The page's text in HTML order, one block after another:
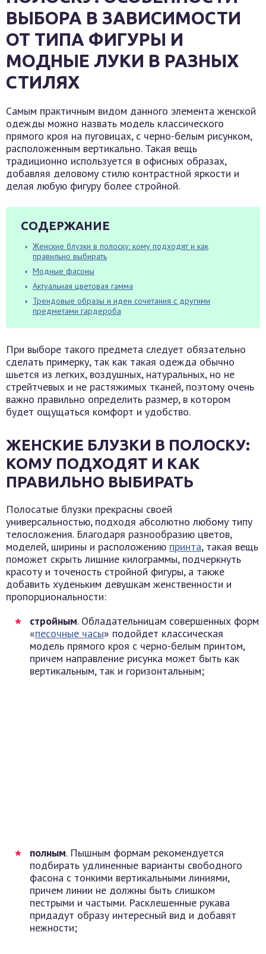
ВЫБОРА В ЗАВИСИМОСТИ
ОТ ТИПА ФИГУРЫ И
МОДНЫЕ ЛУКИ В РАЗНЫХ
СТИЛЯХ
Самым практичным видом данного элемента женской
одежды можно назвать модель классического
прямого кроя на пуговицах, с черно-белым рисунком,
расположенным вертикально. Такая вещь
традиционно используется в офисных образах,
добавляя деловому стилю контрастной яркости и
делая любую фигуру более стройной.
СОДЕРЖАНИЕ
Женские блузки в полоску: кому подходят и как
правильно выбирать
Модные фасоны
Актуальная цветовая гамма
Трендовые образы и идеи сочетания с другими
предметами гардероба
При выборе такого предмета следует обязательно
сделать примерку, так как такая одежда обычно
шьется из легких, воздушных, натуральных, но не
стрейтчевых и не растяжимых тканей, поэтому очень
важно правильно определить размер, в котором
будет ощущаться комфорт и удобство.
ЖЕНСКИЕ БЛУЗКИ В ПОЛОСКУ:
КОМУ ПОДХОДЯТ И КАК
ПРАВИЛЬНО ВЫБИРАТЬ
Полосатые блузки прекрасны своей
универсальностью, подходя абсолютно любому типу
телосложения. Благодаря разнообразию цветов,
моделей, ширины и расположению принта, такая вещь
поможет скрыть лишние килограммы, подчеркнуть
красоту и точеность стройной фигуры, а также
добавить худеньким девушкам женственности и
пропорциональности:
стройным. Обладательницам совершенных форм
«песочные часы» подойдет классическая
модель прямого кроя с черно-белым принтом,
причем направление рисунка может быть как
вертикальным, так и горизонтальным;
полным. Пышным формам рекомендуется
подбирать удлиненные варианты свободного
фасона с тонкими вертикальными линиями,
причем линии не должны быть слишком
пестрыми и частыми. Расклешенные рукава
придадут образу интересный вид и добавят
нежности;